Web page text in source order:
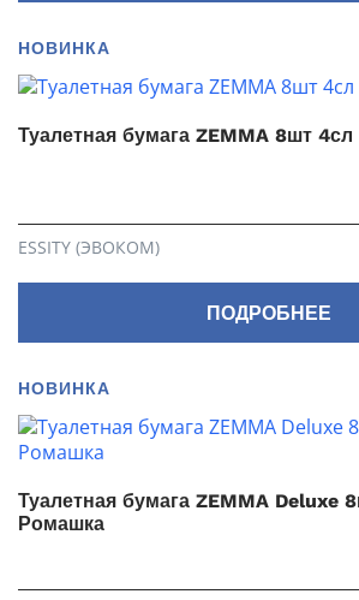
НОВИНКА
Туалетная бумага ZEMMA 8шт
ESSITY (ЭВОКОМ)
ПОДРОБНЕЕ
НОВИНКА
Туалетная бумага ZEMMA Deluxe
Ромашка